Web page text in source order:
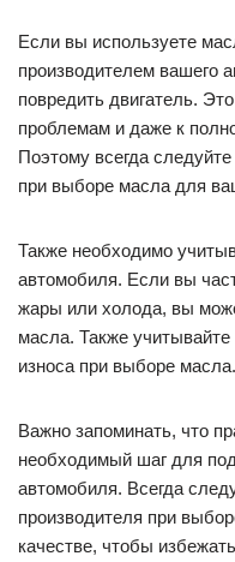
Если вы используете
производителем вашего
повредить двигатель.
проблемам и даже к
Поэтому всегда
при выборе масла для
Также необходимо
автомобиля. Если вы
жары или холода, вы
масла. Также учитывайте
износа при выборе масла.
Важно запоминать, что
необходимый шаг для
автомобиля. Всегда
производителя при
качестве, чтобы